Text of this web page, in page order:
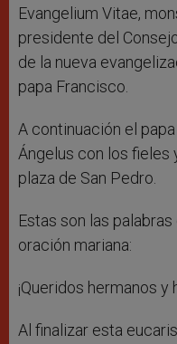
Evangelium Vitae,
presidente del
de la nueva
papa Francisco.
A continuación el
Ángelus con los fieles
plaza de San Pedro.
Estas son las
oración mariana:
¡Queridos hermanos y
Al finalizar esta